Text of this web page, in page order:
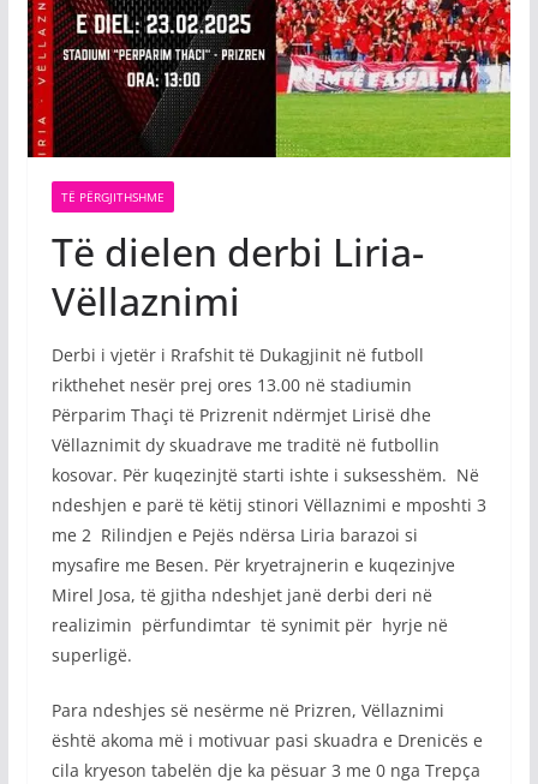
TË PËRGJITHSHME
Të dielen derbi Liria-
Vëllaznimi
Derbi i vjetër i Rrafshit të Dukagjinit në futboll
rikthehet nesër prej ores 13.00 në stadiumin
Përparim Thaçi të Prizrenit ndërmjet Lirisë dhe
Vëllaznimit dy skuadrave me traditë në futbollin
kosovar. Për kuqezinjtë starti ishte i suksesshëm. Në
ndeshjen e parë të këtij stinori Vëllaznimi e mposhti 3
me 2 Rilindjen e Pejës ndërsa Liria barazoi si
mysafire me Besen. Për kryetrajnerin e kuqezinjve
Mirel Josa, të gjitha ndeshjet janë derbi deri në
realizimin përfundimtar të synimit për hyrje në
superligë.
Para ndeshjes së nesërme në Prizren, Vëllaznimi
është akoma më i motivuar pasi skuadra e Drenicës e
cila kryeson tabelën dje ka pësuar 3 me 0 nga Trepça